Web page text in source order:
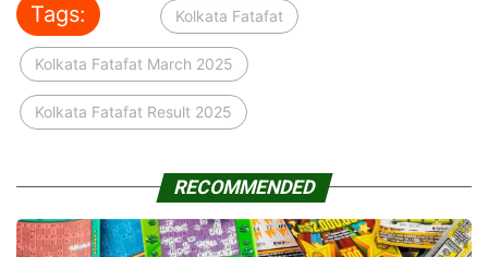
Tags: Kolkata Fatafat
Kolkata Fatafat March 2025
Kolkata Fatafat Result 2025
RECOMMENDED